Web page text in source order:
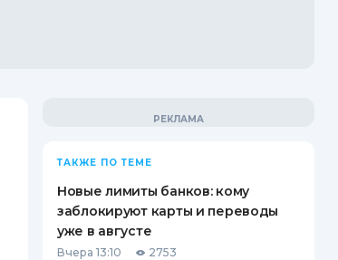
ТАКЖЕ ПО ТЕМЕ
Новые лимиты банков: кому
заблокируют карты и переводы
уже в августе
Вчера 13:10 2753